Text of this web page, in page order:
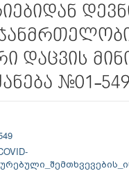
დაცვის
#01-549